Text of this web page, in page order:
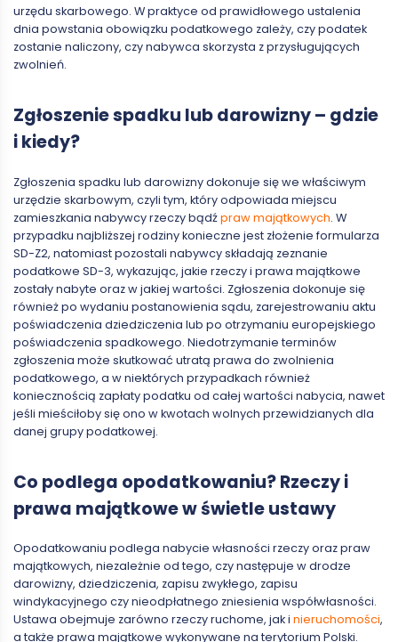
urzędu skarbowego. W praktyce od prawidłowego ustalenia
dnia powstania obowiązku podatkowego zależy, czy podatek
zostanie naliczony, czy nabywca skorzysta z przysługujących
zwolnień.
Zgłoszenie spadku lub darowizny – gdzie
i kiedy?
Zgłoszenia spadku lub darowizny dokonuje się we właściwym
urzędzie skarbowym, czyli tym, który odpowiada miejscu
zamieszkania nabywcy rzeczy bądźpraw majątkowych. W
przypadku najbliższej rodziny konieczne jest złożenie formularza
SD-Z2, natomiast pozostali nabywcy składają zeznanie
podatkowe SD-3, wykazując, jakie rzeczy i prawa majątkowe
zostały nabyte oraz w jakiej wartości. Zgłoszenia dokonuje się
również po wydaniu postanowienia sądu, zarejestrowaniu aktu
poświadczenia dziedziczenia lub po otrzymaniu europejskiego
poświadczenia spadkowego. Niedotrzymanie terminów
zgłoszenia może skutkować utratą prawa do zwolnienia
podatkowego, a w niektórych przypadkach również
koniecznością zapłaty podatku od całej wartości nabycia, nawet
jeśli mieściłoby się ono w kwotach wolnych przewidzianych dla
danej grupy podatkowej.
Co podlega opodatkowaniu? Rzeczy i
prawa majątkowe w świetle ustawy
Opodatkowaniu podlega nabycie własności rzeczy oraz praw
majątkowych, niezależnie od tego, czy następuje w drodze
darowizny, dziedziczenia, zapisu zwykłego, zapisu
windykacyjnego czy nieodpłatnego zniesienia współwłasności.
Ustawa obejmuje zarówno rzeczy ruchome, jak i nieruchomości,
a także prawa majątkowe wykonywane na terytorium Polski.